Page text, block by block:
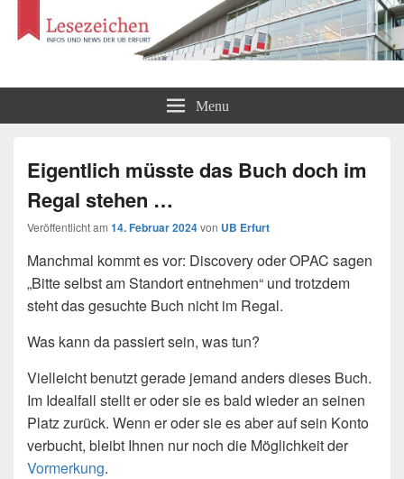
Lesezeichen Menu
Eigentlich müsste das Buch doch im
Regal stehen …
Veröffentlicht am 14. Februar 2024von UB Erfurt
Manchmal kommt es vor: Discovery oder OPAC sagen
„Bitte selbst am Standort entnehmen“ und trotzdem
steht das gesuchte Buch nicht im Regal.
Was kann da passiert sein, was tun?
Vielleicht benutzt gerade jemand anders dieses Buch.
Im Idealfall stellt er oder sie es bald wieder an seinen
Platz zurück. Wenn er oder sie es aber auf sein Konto
verbucht, bleibt Ihnen nur noch die Möglichkeit der
Vormerkung.